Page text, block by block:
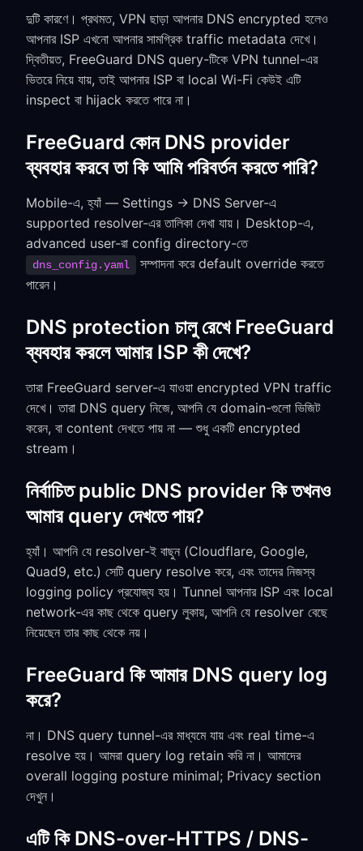
দুটি কারণে। প্রথমত, VPN ছাড়া আপনার DNS encrypted হলেও
আপনার ISP এখনো আপনার সামগ্রিক traffic metadata দেখে।
দ্বিতীয়ত, FreeGuard DNS query-টিকে VPN tunnel-এর
ভিতরে নিয়ে যায়, তাই আপনার ISP বা local Wi-Fi কেউই এটি
inspect বা hijack করতে পারে না।
FreeGuard কোন DNS provider
ব্যবহার করবে তা কি আমি পরিবর্তন করতে পারি?
Mobile-এ, হ্যাঁ — Settings → DNS Server-এ
supported resolver-এর তালিকা দেখা যায়। Desktop-এ,
advanced user-রা config directory-তে
dns_config.yaml
সম্পাদনা করে default override করতে
পারেন।
DNS protection চালু রেখে FreeGuard
ব্যবহার করলে আমার ISP কী দেখে?
তারা FreeGuard server-এ যাওয়া encrypted VPN traffic
দেখে। তারা DNS query নিজে, আপনি যে domain-গুলো ভিজিট
করেন, বা content দেখতে পায় না — শুধু একটি encrypted
stream।
নির্বাচিত public DNS provider কি তখনও
আমার query দেখতে পায়?
হ্যাঁ। আপনি যে resolver-ই বাছুন (Cloudflare, Google,
Quad9, etc.) সেটি query resolve করে, এবং তাদের নিজস্ব
logging policy প্রযোজ্য হয়। Tunnel আপনার ISP এবং local
network-এর কাছ থেকে query লুকায়, আপনি যে resolver বেছে
নিয়েছেন তার কাছ থেকে নয়।
FreeGuard কি আমার DNS query log
করে?
না। DNS query tunnel-এর মাধ্যমে যায় এবং real time-এ
resolve হয়। আমরা query log retain করি না। আমাদের
overall logging posture minimal; Privacy section
দেখুন।
এটি কি DNS-over-HTTPS / DNS-